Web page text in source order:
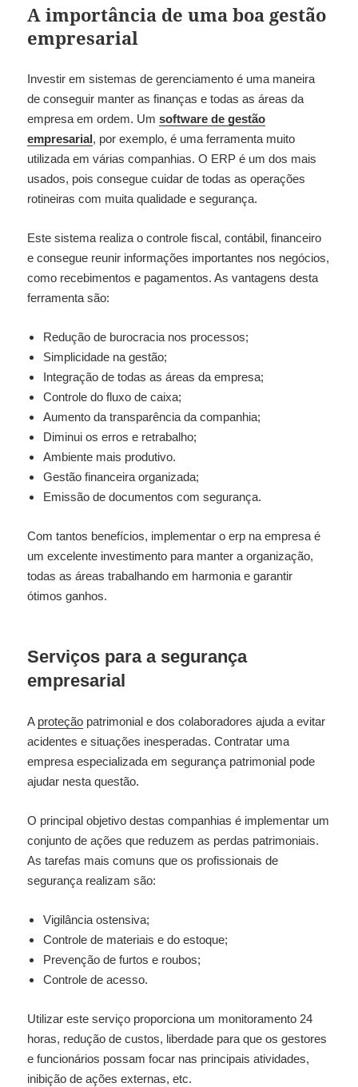
A importância de uma boa gestão
empresarial
Investir em sistemas de gerenciamento é uma maneira
de conseguir manter as finanças e todas as áreas da
empresa em ordem. Umsoftware de gestão
empresarial, por exemplo, é uma ferramenta muito
utilizada em várias companhias. O ERP é um dos mais
usados, pois consegue cuidar de todas as operações
rotineiras com muita qualidade e segurança.
Este sistema realiza o controle fiscal, contábil, financeiro
e consegue reunir informações importantes nos negócios,
como recebimentos e pagamentos. As vantagens desta
ferramenta são:
Redução de burocracia nos processos;
Simplicidade na gestão;
Integração de todas as áreas da empresa;
Controle do fluxo de caixa;
Aumento da transparência da companhia;
Diminui os erros e retrabalho;
Ambiente mais produtivo.
Gestão financeira organizada;
Emissão de documentos com segurança.
Com tantos benefícios, implementar o erp na empresa é
um excelente investimento para manter a organização,
todas as áreas trabalhando em harmonia e garantir
ótimos ganhos.
Serviços para a segurança
empresarial
A proteção patrimonial e dos colaboradores ajuda a evitar
acidentes e situações inesperadas. Contratar uma
empresa especializada em segurança patrimonial pode
ajudar nesta questão.
O principal objetivo destas companhias é implementar um
conjunto de ações que reduzem as perdas patrimoniais.
As tarefas mais comuns que os profissionais de
segurança realizam são:
Vigilância ostensiva;
Controle de materiais e do estoque;
Prevenção de furtos e roubos;
Controle de acesso.
Utilizar este serviço proporciona um monitoramento 24
horas, redução de custos, liberdade para que os gestores
e funcionários possam focar nas principais atividades,
inibição de ações externas, etc.